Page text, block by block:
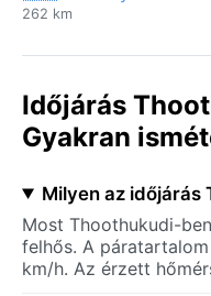
262 km
Időjárás
Gyakran
Milyen az időjárás
Most Thoothukudi-
felhős. A
km/h. Az érzett